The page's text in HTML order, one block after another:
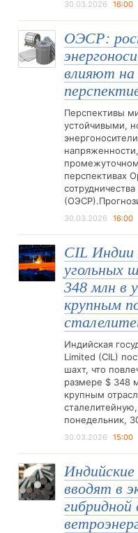
30.03.2026 16:00
ОЭСР:
влияют на
Перспективы
устойчивыми,
перспективах
30.03.2026 16:00
CIL Индии
угольных
348 млн в
крупным
Индийская
Limited (CIL)
шахт, что
размере $ 348
крупным
понедельник,
30.03.2026 15:00
вводят в
гибридной